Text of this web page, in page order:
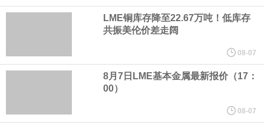
成技术、高紧凑度机器人身体集成技术、机器人激光雷达全自研核
心技术等多项已商业化应用的核心技术并已应用于公司的高性能通
用人形机器人、四足机器人等产品。
美国总统特朗普6日否认他对国防部长赫格塞思不满，称对赫格塞思
LME铜库存降至22.67万吨！低库存
共振美伦价差走阔
08-07
8月7日LME基本金属最新报价（17：
00）
08-07